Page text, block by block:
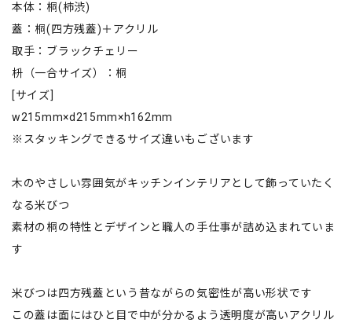
本体：桐(柿渋)
蓋：桐(四方残蓋)＋アクリル
取手：ブラックチェリー
枡（一合サイズ）：桐
[サイズ]
w215mm×d215mm×h162mm
※スタッキングできるサイズ違いもございます
木のやさしい雰囲気がキッチンインテリアとして飾っていたく
なる米びつ
素材の桐の特性とデザインと職人の手仕事が詰め込まれていま
す
米びつは四方残蓋という昔ながらの気密性が高い形状です
この蓋は面にはひと目で中が分かるよう透明度が高いアクリル